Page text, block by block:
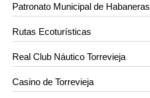
Patronato Municipal de Habaneras
Rutas Ecoturísticas
Real Club Náutico Torrevieja
Casino de Torrevieja